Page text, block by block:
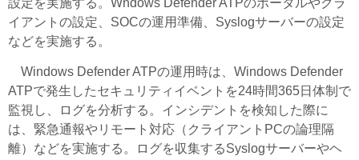
設定を実施する。Wndows Defender ATPのポータルやクラ
イアントの設定、SOCの運用準備、Syslogサーバーの設定
などを実施する。
Windows Defender ATPの運用時は、Windows Defender
ATPで発生したセキュリティイベントを24時間365日体制で
監視し、ログを分析する。インシデントを検知した際に
は、緊急通報やリモート対応（クライアントPCの論理隔
離）などを実施する。ログを収集するSyslogサーバーやヘ